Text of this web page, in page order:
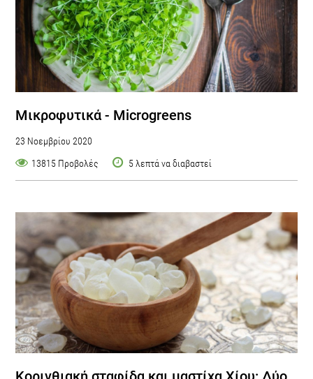
Μικροφυτικά - Microgreens
23 Νοεμβρίου 2020
13815 Προβολές
5 λεπτά να διαβαστεί